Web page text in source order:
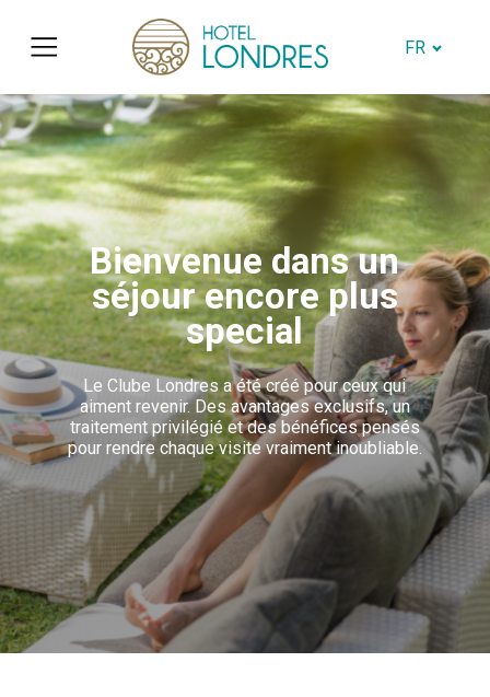
FR
Bienvenue dans un
séjour encore plus
special
Le Clube Londres a été créé pour ceux qui
aiment revenir. Des avantages exclusifs, un
traitement privilégié et des bénéfices pensés
pour rendre chaque visite vraiment inoubliable.